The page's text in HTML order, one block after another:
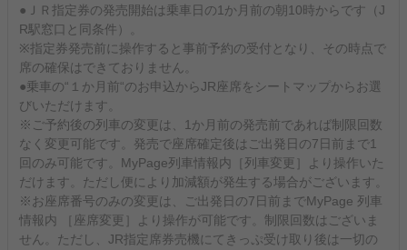
●ＪＲ指定券の発売開始は乗車日の1か月前の朝10時からです（J
R駅窓口と同条件）。
※指定券発売前に操作すると事前予約の受付となり、その時点で
席の確保はできておりません。
●乗車の“１か月前“のお申込からJR座席をシートマップからお選
びいただけます。
※ご予約後の列車の変更は、1か月前の発売前であれば制限回数
なく変更可能です。発売で座席確定後はご出発日の7日前まで1
回のみ可能です。MyPage列車情報内［列車変更］より操作いた
だけます。ただし便により加減額が発生する場合がございます。
※お座席番号のみの変更は、ご出発日の7日前までMyPage 列車
情報内 ［座席変更］より操作が可能です。制限回数はございま
せん。ただし、JR指定席券売機にてきっぷ受け取り後は一切の